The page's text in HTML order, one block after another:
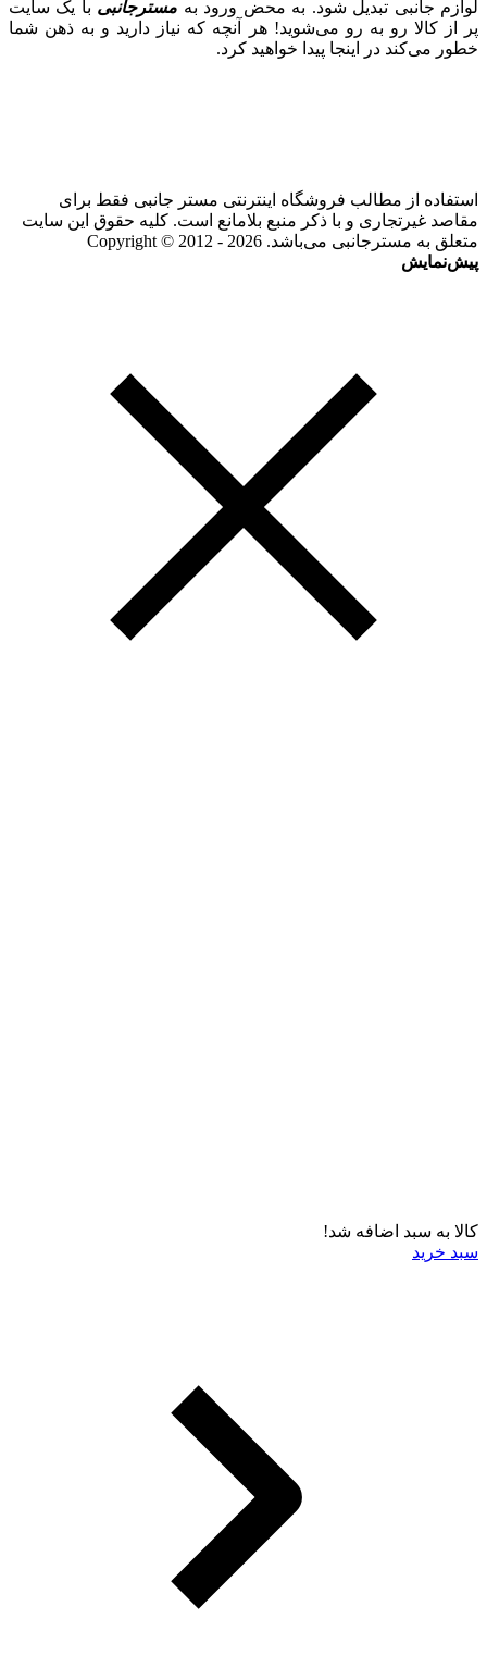
لوازم جانبی تبدیل شود. به محض ورود به مسترجانبی با یک سایت
پر از کالا رو به رو می‌شوید! هر آنچه که نیاز دارید و به ذهن شما
خطور می‌کند در اینجا پیدا خواهید کرد.
استفاده از مطالب فروشگاه اینترنتی مستر جانبی فقط برای
مقاصد غیرتجاری و با ذکر منبع بلامانع است. کلیه حقوق این سایت
متعلق به مسترجانبی می‌باشد. Copyright © 2012 - 2026
پیش‌نمایش
کالا به سبد اضافه شد!
سبد خرید